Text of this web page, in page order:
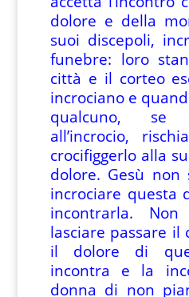
dolore e della
suoi discepoli,
funebre: loro
città e il corteo
incrociano e
qualcuno, se
all’incrocio,
crocifiggerlo alla
dolore. Gesù non
incrociare questa
incontrarla.
lasciare passare il
il dolore di
incontra e la
donna di non